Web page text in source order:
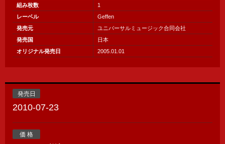
組み枚数
1
レーベル
Geffen
発売元
ユニバーサルミュージック合同会社
発売国
日本
オリジナル発売日
2005.01.01
発売日
2010-07-23
価 格